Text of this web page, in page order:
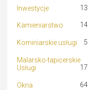
Inwestycje 13
Kamieniarstwo 14
Kominiarskie usługi 5
Malarsko-tapicerskie
Usługi
17
Okna 64